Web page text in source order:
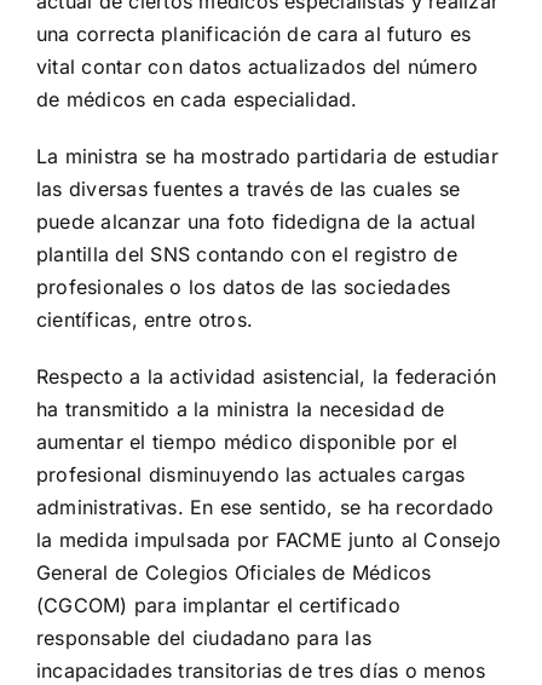
una correcta planificación de cara al futuro es
vital contar con datos actualizados del número
de médicos en cada especialidad.
La ministra se ha mostrado partidaria de estudiar
las diversas fuentes a través de las cuales se
puede alcanzar una foto fidedigna de la actual
plantilla del SNS contando con el registro de
profesionales o los datos de las sociedades
científicas, entre otros.
Respecto a la actividad asistencial, la federación
ha transmitido a la ministra la necesidad de
aumentar el tiempo médico disponible por el
profesional disminuyendo las actuales cargas
administrativas. En ese sentido, se ha recordado
la medida impulsada por FACME junto al Consejo
General de Colegios Oficiales de Médicos
(CGCOM) para implantar el certificado
responsable del ciudadano para las
incapacidades transitorias de tres días o menos